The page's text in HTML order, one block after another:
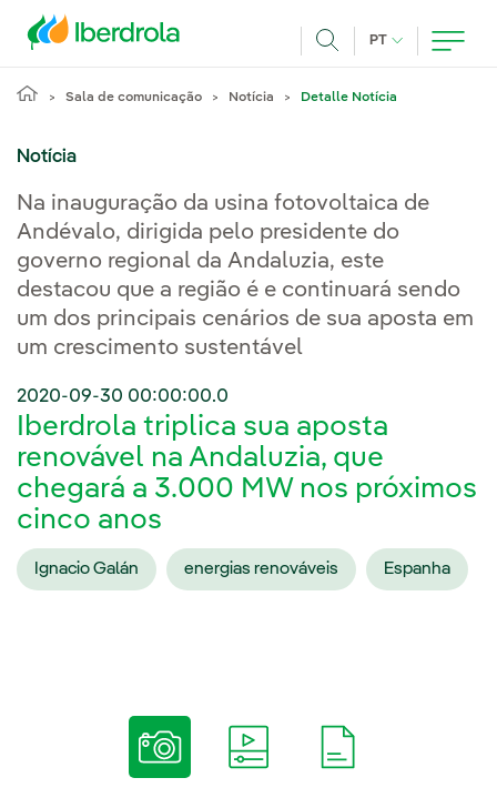
PT IDIOMA ATUAL,
Sala de comunicação Notícia Detalle Notícia
Notícia
Na inauguração da usina fotovoltaica de
Andévalo, dirigida pelo presidente do
governo regional da Andaluzia, este
destacou que a região é e continuará sendo
um dos principais cenários de sua aposta em
um crescimento sustentável
2020-09-30 00:00:00.0
Iberdrola triplica sua aposta
renovável na Andaluzia, que
chegará a 3.000 MW nos próximos
cinco anos
Ignacio Galán energias renováveis Espanha